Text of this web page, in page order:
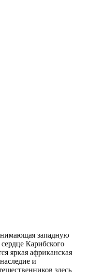
западную
Карибского
яркая африканская
и
здесь